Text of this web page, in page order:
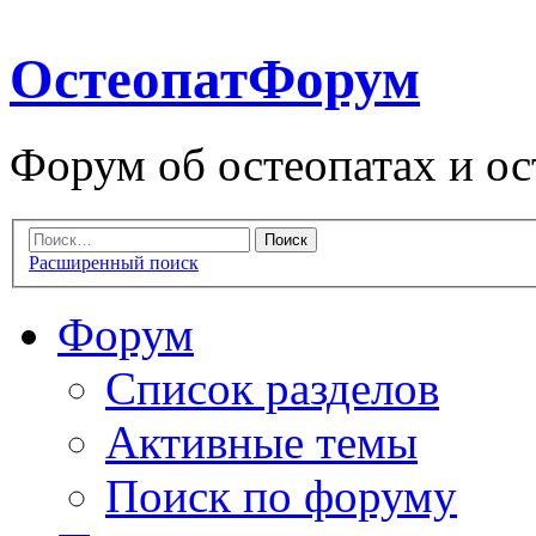
ОстеопатФорум
Форум об остеопатах и
Расширенный поиск
Форум
Список разделов
Активные темы
Поиск по форуму